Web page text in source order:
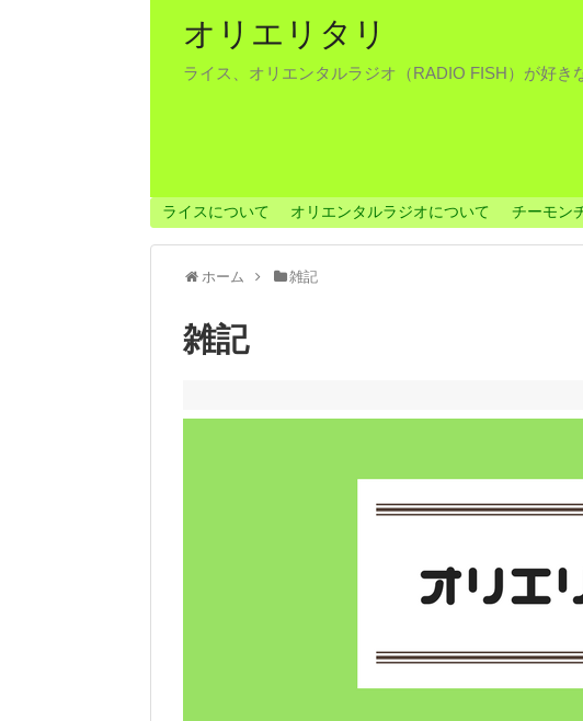
オリエリタリ
ライス、オリエンタルラジオ（RADIO FISH）が好き
ライスについて オリエンタルラジオについて チーモン
ホーム 雑記
雑記